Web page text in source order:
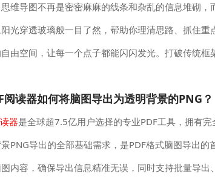
维导图不再是密密麻麻的线条和杂乱的信息堆砌，
光穿透玻璃般一目了然，帮助你理清思路、抓住
由空间，让每一个点子都能闪闪发光。打破传统
阅读器如何将脑图导出为透明背景的PNG？
器是全球超7.5亿用户选择的专业PDF工具，拥有
PNG导出的全部基础需求，是PDF格式脑图导出
内容，确保导出信息精准无误，同时支持批量导出